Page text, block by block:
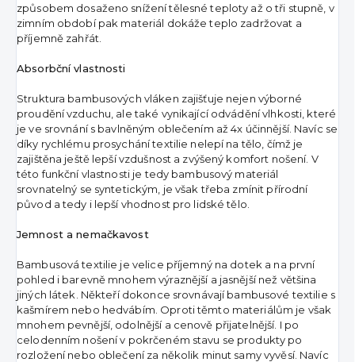
způsobem dosaženo snížení tělesné teploty až o tři stupně, v
zimním období pak materiál dokáže teplo zadržovat a
příjemně zahřát.
Absorbční vlastnosti
Struktura bambusových vláken zajišťuje nejen výborné
proudění vzduchu, ale také vynikající odvádění vlhkosti, které
je ve srovnání s bavlněným oblečením až 4x účinnější. Navíc se
díky rychlému prosychání textilie nelepí na tělo, čímž je
zajištěna ještě lepší vzdušnost a zvýšený komfort nošení. V
této funkční vlastnosti je tedy bambusový materiál
srovnatelný se syntetickým, je však třeba zmínit přírodní
původ a tedy i lepší vhodnost pro lidské tělo.
Jemnost a nemačkavost
Bambusová textilie je velice příjemný na dotek a na první
pohled i barevně mnohem výraznější a jasnější než většina
jiných látek. Někteří dokonce srovnávají bambusové textilie s
kašmírem nebo hedvábím. Oproti těmto materiálům je však
mnohem pevnější, odolnější a cenově přijatelnější. I po
celodenním nošení v pokrčeném stavu se produkty po
rozložení nebo oblečení za několik minut samy vyvěsí. Navíc